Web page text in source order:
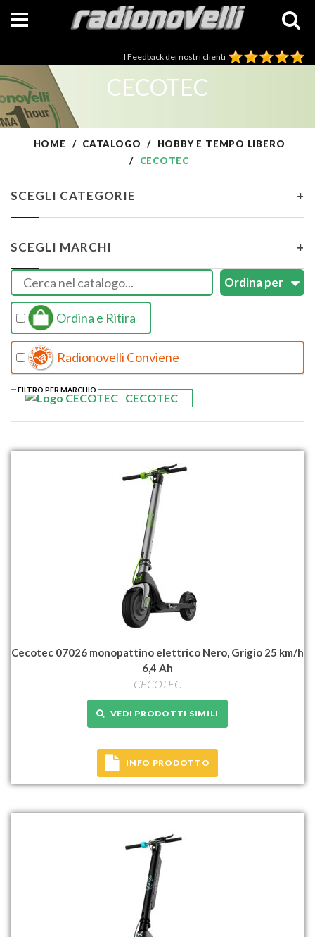
I Feedback dei nostri clienti
CECOTEC
HOME CATALOGO
HOBBY E TEMPO LIBERO
CECOTEC
SCEGLI CATEGORIE +
SCEGLI MARCHI +
Ordina e Ritira
Radionovelli Conviene
CECOTEC
FILTRO PER MARCHIO
Cecotec 07026 monopattino elettrico Nero, Grigio 25 km/h
6,4 Ah
CECOTEC
VEDI PRODOTTI SIMILI
INFO PRODOTTO